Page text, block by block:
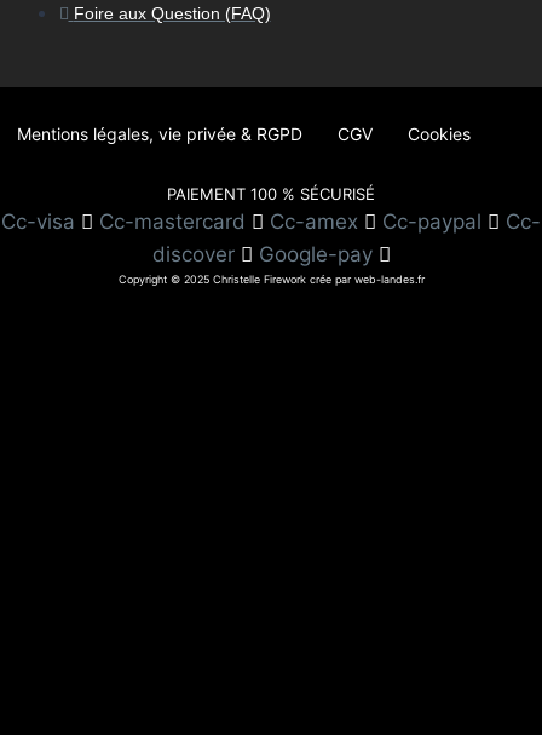
Foire aux Question (FAQ)
Mentions légales, vie privée & RGPD CGV Cookies
PAIEMENT 100 % SÉCURISÉ
Cc-visa Cc-mastercard Cc-amex Cc-paypal
Cc-
discover
Google-pay
Copyright © 2025 Christelle Firework crée par web-landes.fr